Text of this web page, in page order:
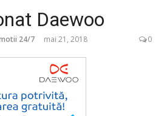
Daewoo
24/7 mai 21, 2018 0